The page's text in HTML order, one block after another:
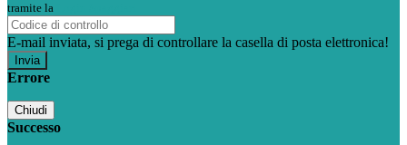
tramite la
E-mail inviata, si prega di controllare la casella di posta elettronica!
Errore
Chiudi
Successo